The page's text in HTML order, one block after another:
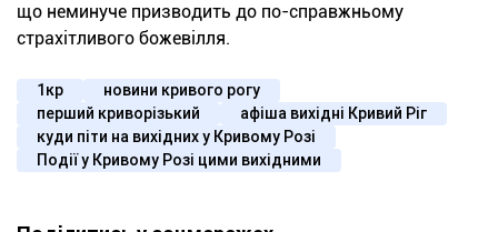
що неминуче призводить до по-справжньому
страхітливого божевілля.
1кр
новини кривого рогу
перший криворізький
афіша вихідні Кривий Ріг
куди піти на вихідних у Кривому Розі
Події у Кривому Розі цими вихідними